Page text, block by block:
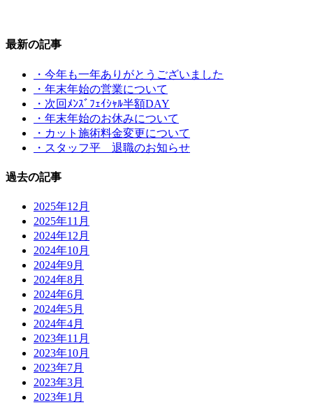
最新の記事
・今年も一年ありがとうございました
・年末年始の営業について
・次回ﾒﾝｽﾞﾌｪｲｼｬﾙ半額DAY
・年末年始のお休みについて
・カット施術料金変更について
・スタッフ平 退職のお知らせ
過去の記事
2025年12月
2025年11月
2024年12月
2024年10月
2024年9月
2024年8月
2024年6月
2024年5月
2024年4月
2023年11月
2023年10月
2023年7月
2023年3月
2023年1月